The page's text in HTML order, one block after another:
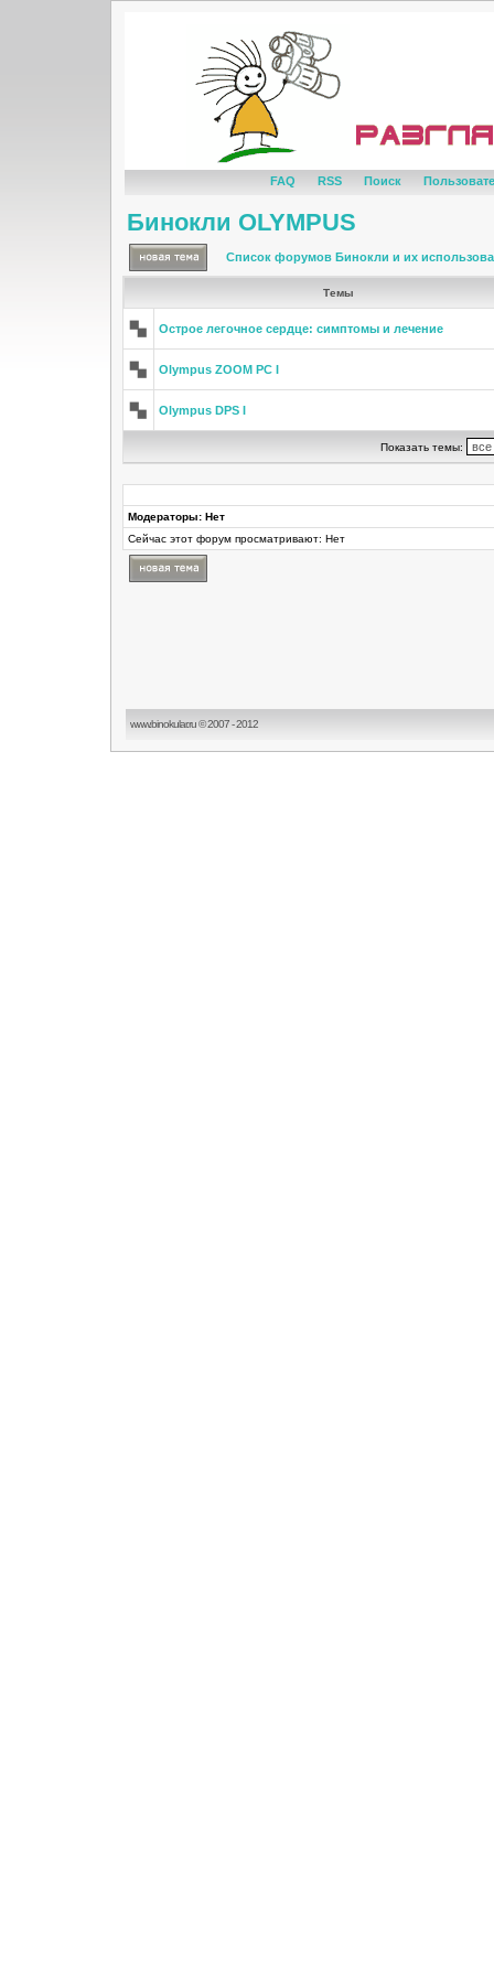
FAQ RSS Поиск
Бинокли OLYMPUS
Список форумов Бинокли и их
Темы
Острое легочное сердце: симптомы и лечение
Olympus ZOOM PC I
Olympus DPS I
Показать темы:
Модераторы: Нет
Сейчас этот форум просматривают: Нет
www.binokular.ru © 2007 - 2012